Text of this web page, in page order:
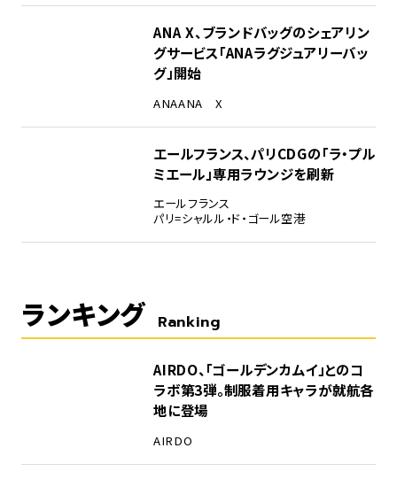
ANA X、ブランドバッグのシェアリン
グサービス「ANAラグジュアリーバッ
グ」開始
ANAANA X
エールフランス、パリCDGの「ラ・プル
ミエール」専用ラウンジを刷新
エールフランス
パリ=シャルル・ド・ゴール空港
ランキング Ranking
AIRDO、「ゴールデンカムイ」とのコ
ラボ第3弾。制服着用キャラが就航各
地に登場
AIRDO